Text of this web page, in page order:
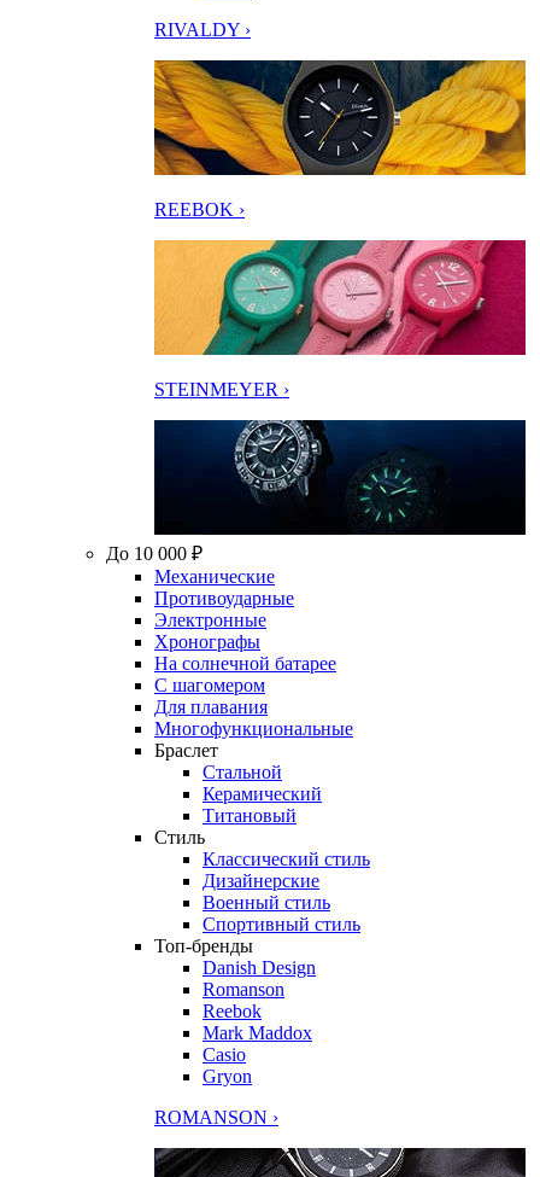
RIVALDY ›
REEBOK ›
STEINMEYER ›
До 10 000 ₽
Механические
Противоударные
Электронные
Хронографы
На солнечной батарее
С шагомером
Для плавания
Многофункциональные
Браслет
Стальной
Керамический
Титановый
Стиль
Классический стиль
Дизайнерские
Военный стиль
Спортивный стиль
Топ-бренды
Danish Design
Romanson
Reebok
Mark Maddox
Casio
Gryon
ROMANSON ›